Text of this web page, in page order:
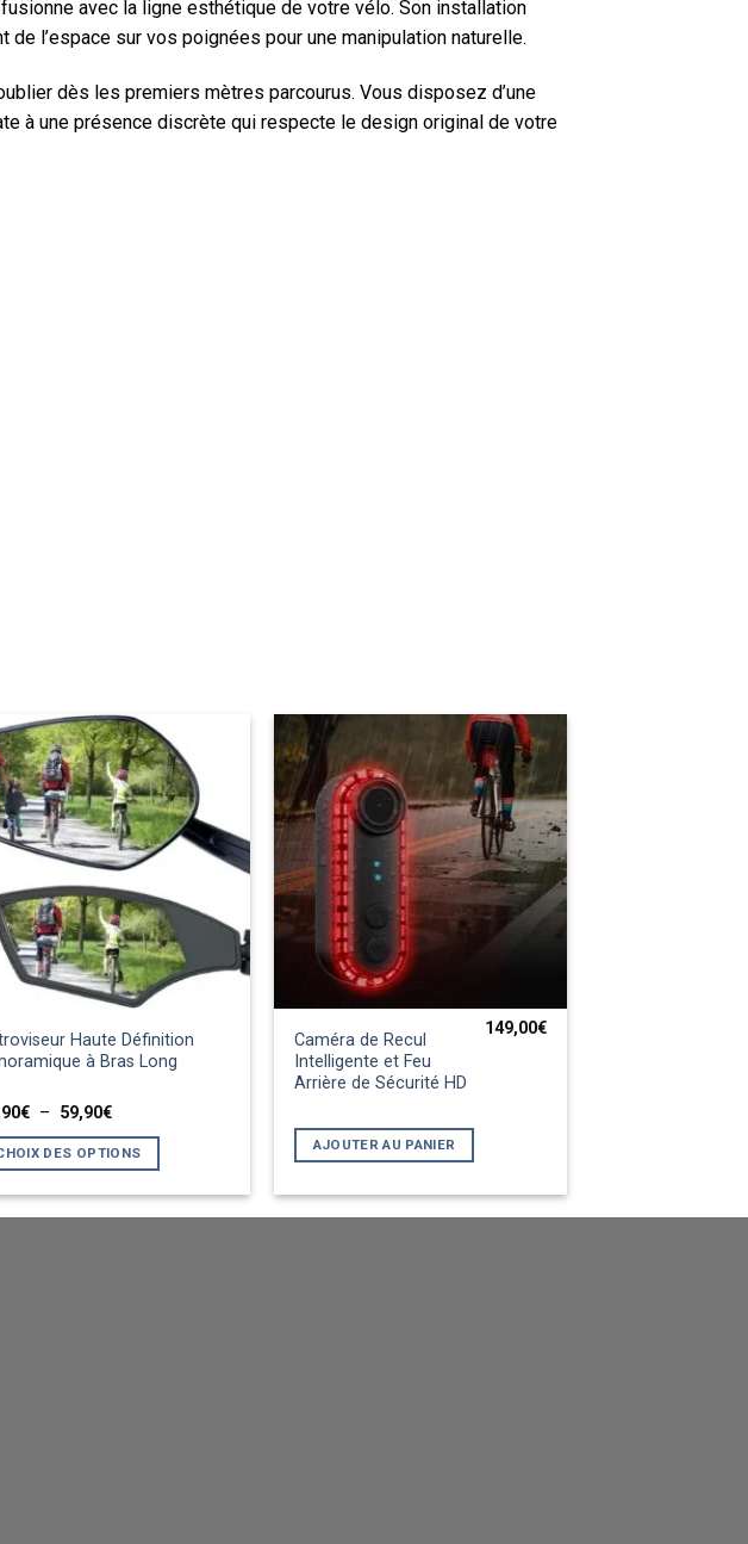
avec la ligne esthétique de votre vélo. Son installation
l’espace sur vos poignées pour une manipulation naturelle.
dès les premiers mètres parcourus. Vous disposez d’une
à une présence discrète qui respecte le design original de votre
Haute Définition
à Bras Long
€ – 59,90€Plage
prix :
34,90€
59,90€
DES OPTIONS
Caméra de Recul
Intelligente et Feu
Arrière de Sécurité HD
149,00€
AJOUTER AU PANIER